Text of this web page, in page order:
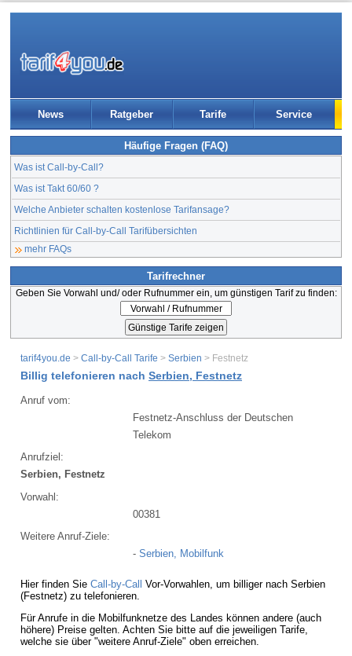
News Ratgeber Tarife Service
Häufige Fragen (FAQ)
Was ist Call-by-Call?
Was ist Takt 60/60 ?
Welche Anbieter schalten kostenlose Tarifansage?
Richtlinien für Call-by-Call Tarifübersichten
mehr FAQs
Tarifrechner
Geben Sie Vorwahl und/ oder Rufnummer ein, um günstigen Tarif zu finden:
tarif4you.de > Call-by-Call Tarife > Serbien > Festnetz
Billig telefonieren nach Serbien, Festnetz
Anruf vom:
Festnetz-Anschluss der Deutschen
Telekom
Anrufziel:
Serbien, Festnetz
Vorwahl:
00381
Weitere Anruf-Ziele:
- Serbien, Mobilfunk
Hier finden Sie Call-by-Call Vor-Vorwahlen, um billiger nach Serbien
(Festnetz) zu telefonieren.
Für Anrufe in die Mobilfunknetze des Landes können andere (auch
höhere) Preise gelten. Achten Sie bitte auf die jeweiligen Tarife,
welche sie über "weitere Anruf-Ziele" oben erreichen.